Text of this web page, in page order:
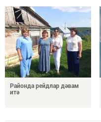
Районда рейдлар дәвам
итә